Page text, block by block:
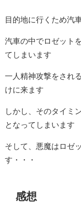
目的地に行くため汽
汽車の中でロゼット
てしまいます
一人精神攻撃をされ
けに来ます
しかし、そのタイミ
となってしまいます
そして、悪魔はロゼ
す・・・
感想